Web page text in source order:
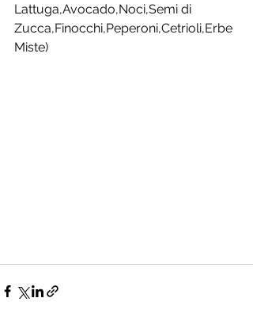
Lattuga,Avocado,Noci,Semi di
Zucca,Finocchi,Peperoni,Cetrioli,Erbe
Miste)